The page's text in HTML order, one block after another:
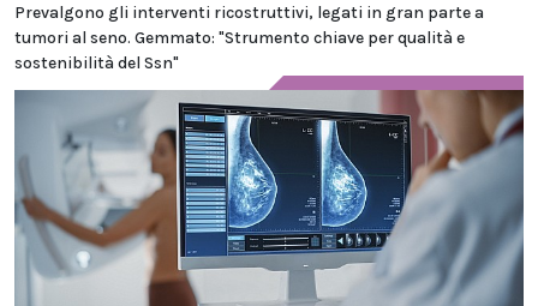
Prevalgono gli interventi ricostruttivi, legati in gran parte a
tumori al seno. Gemmato: "Strumento chiave per qualità e
sostenibilità del Ssn"